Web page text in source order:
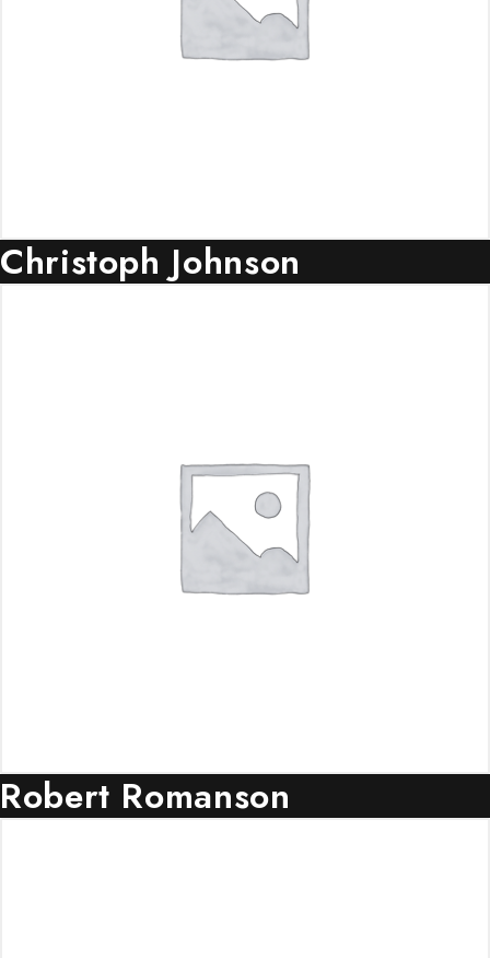
Christoph Johnson
Robert Romanson